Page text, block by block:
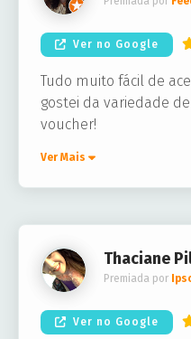
Ver no Google
Tudo muito fácil de
gostei da variedade
voucher!
Ver Mais
Thaciane
Premiada por
Ver no Google